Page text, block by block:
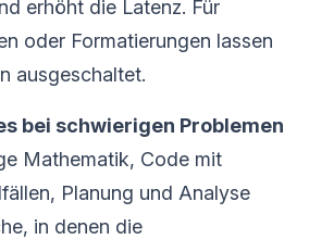
erhöht die Latenz. Für
oder Formatierungen lassen
ausgeschaltet.
bei schwierigen Problemen
Mathematik, Code mit
Planung und Analyse
in denen die